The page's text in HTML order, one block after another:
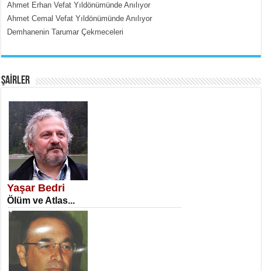
SATILMIŞ ÜMİT ÇETİNKAYA
Erkenlik...
Ahmet Erhan Vefat Yıldönümünde Anılıyor
Ahmet Cemal Vefat Yıldönümünde Anılıyor
Demhanenin Tarumar Çekmeceleri
ŞAİRLER
Yaşar Bedri
Ölüm ve Atlas...